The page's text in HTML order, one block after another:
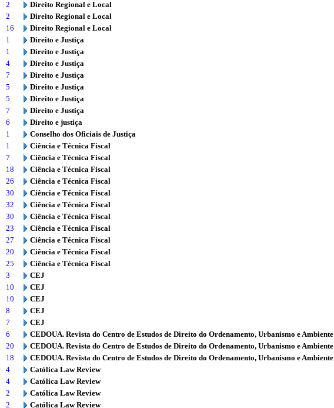
2
Direito Regional e Local
2
Direito Regional e Local
16
Direito Regional e Local
1
Direito e Justiça
1
Direito e Justiça
4
Direito e Justiça
7
Direito e Justiça
5
Direito e Justiça
5
Direito e Justiça
7
Direito e Justiça
6
Direito e justiça
1
Conselho dos Oficiais de Justiça
1
Ciência e Técnica Fiscal
7
Ciência e Técnica Fiscal
18
Ciência e Técnica Fiscal
26
Ciência e Técnica Fiscal
30
Ciência e Técnica Fiscal
32
Ciência e Técnica Fiscal
30
Ciência e Técnica Fiscal
23
Ciência e Técnica Fiscal
27
Ciência e Técnica Fiscal
20
Ciência e Técnica Fiscal
25
Ciência e Técnica Fiscal
3
CEJ
10
CEJ
10
CEJ
8
CEJ
7
CEJ
6
CEDOUA. Revista do Centro de Estudos de Direito do Ordenamento, Urbanismo e Ambiente
20
CEDOUA. Revista do Centro de Estudos de Direito do Ordenamento, Urbanismo e Ambiente
18
CEDOUA. Revista do Centro de Estudos de Direito do Ordenamento, Urbanismo e Ambiente
4
Católica Law Review
4
Católica Law Review
2
Católica Law Review
2
Católica Law Review